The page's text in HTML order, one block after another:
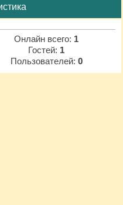
Онлайн всего: 1
Гостей: 1
Пользователей: 0